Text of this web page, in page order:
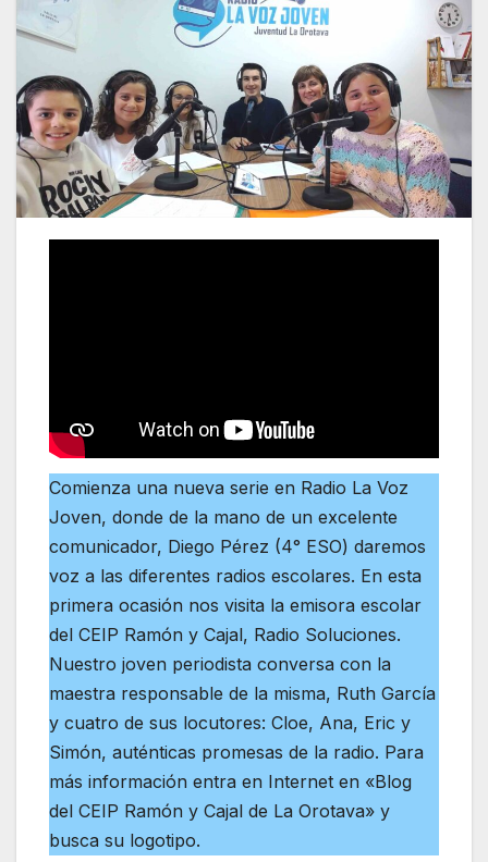
Comienza una nueva serie en Radio La Voz
Joven, donde de la mano de un excelente
comunicador, Diego Pérez (4° ESO) daremos
voz a las diferentes radios escolares. En esta
primera ocasión nos visita la emisora escolar
del CEIP Ramón y Cajal, Radio Soluciones.
Nuestro joven periodista conversa con la
maestra responsable de la misma, Ruth García
y cuatro de sus locutores: Cloe, Ana, Eric y
Simón, auténticas promesas de la radio. Para
más información entra en Internet en «Blog
del CEIP Ramón y Cajal de La Orotava» y
busca su logotipo.